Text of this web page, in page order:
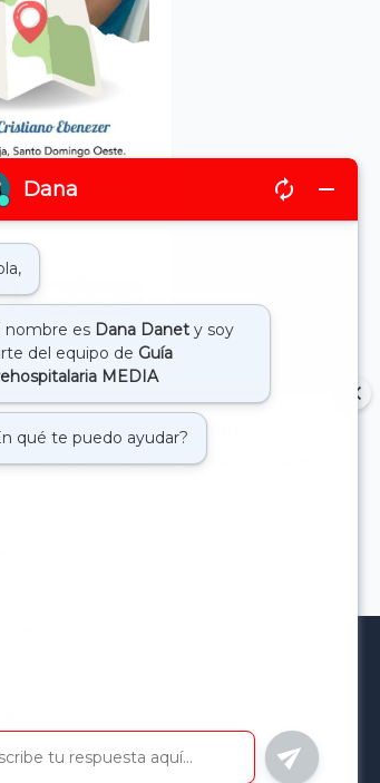
a nuestro boletin
enviamos un correo con los artículos más